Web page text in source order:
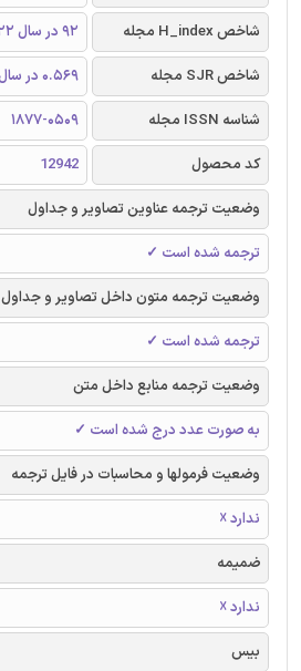
شاخص H_index مجله
92 در سال 2022
شاخص SJR مجله
0.569 در سال 2021
شناسه ISSN مجله
1877-0509
کد محصول
12942
وضعیت ترجمه عناوین تصاویر و جداول
ترجمه شده است ✓
وضعیت ترجمه متون داخل تصاویر و جداول
ترجمه شده است ✓
وضعیت ترجمه منابع داخل متن
به صورت عدد درج شده است ✓
وضعیت فرمولها و محاسبات در فایل ترجمه
ندارد ☓
ضمیمه
ندارد ☓
بیس